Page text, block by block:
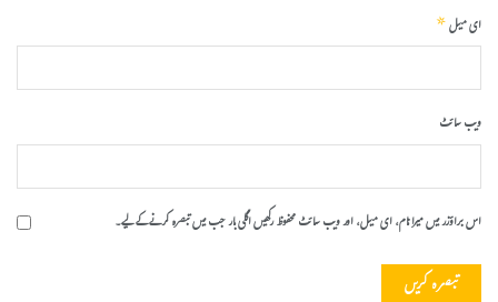
ای میل*
ویب‌ سائٹ
اس براؤزر میں میرا نام، ای میل، اور ویب سائٹ محفوظ رکھیں اگلی بار جب میں تبصرہ کرنے کےلیے۔